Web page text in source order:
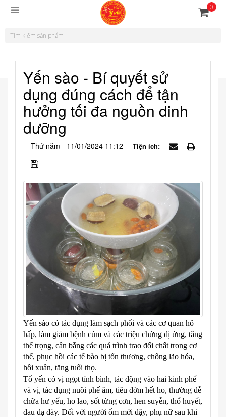
0
Yến sào - Bí quyết sử
dụng đúng cách để tận
hưởng tối đa nguồn dinh
dưỡng
Thứ năm - 11/01/2024 11:12 Tiện ích:
Yến sào có tác dụng làm sạch phổi và các cơ quan hô
hấp, làm giảm bệnh cúm và các triệu chứng dị ứng, tăng
thể trọng, cân bằng các quá trình trao đổi chất trong cơ
thể, phục hồi các tế bào bị tổn thương, chống lão hóa,
hồi xuân, tăng tuổi thọ.
Tổ yến có vị ngọt tính bình, tác động vào hai kinh phế
và vị, tác dụng nuôi phế âm, tiêu đờm hết ho, thường dễ
chữa hư yếu, ho lao, sốt từng cơn, hen suyễn, thổ huyết,
đau dạ dày. Đối với người ốm mới dậy, phụ nữ sau khi